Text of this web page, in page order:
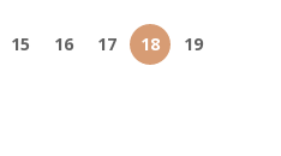
15 16 17 18 19